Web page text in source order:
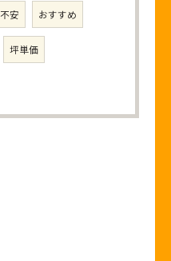
不安 おすすめ
坪単価